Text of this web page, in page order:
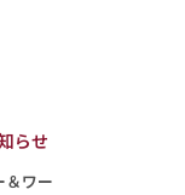
らせ
ワー